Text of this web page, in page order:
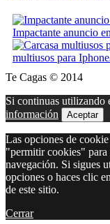
Impactante anuncio
multiusos para Iphone
Te Cagas © 2014
Si continuas utilizando
información
Aceptar
Las opciones de
"permitir cookies" para
navegación. Si sigues
opciones o haces clic
de este sitio.
Cerrar